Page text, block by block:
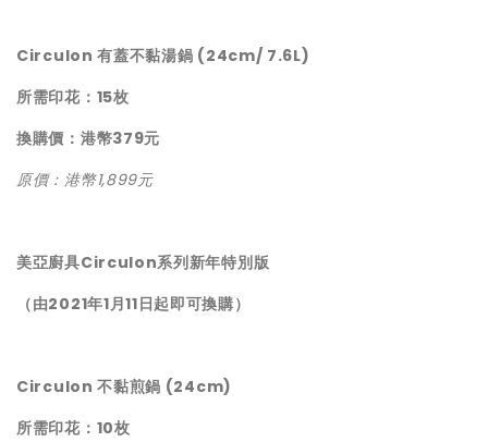
Circulon 有蓋不黏湯鍋 (24cm/ 7.6L)
所需印花：15枚
換購價：港幣379元
原價：港幣1,899元
美亞廚具Circulon系列新年特別版
（由2021年1月11日起即可換購）
Circulon 不黏煎鍋 (24cm)
所需印花：10枚